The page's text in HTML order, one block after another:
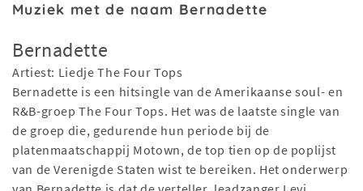
Muziek met de naam Bernadette
Bernadette
Artiest: Liedje The Four Tops
Bernadette is een hitsingle van de Amerikaanse soul- en
R&B-groep The Four Tops. Het was de laatste single van
de groep die, gedurende hun periode bij de
platenmaatschappij Motown, de top tien op de poplijst
van de Verenigde Staten wist te bereiken. Het onderwerp